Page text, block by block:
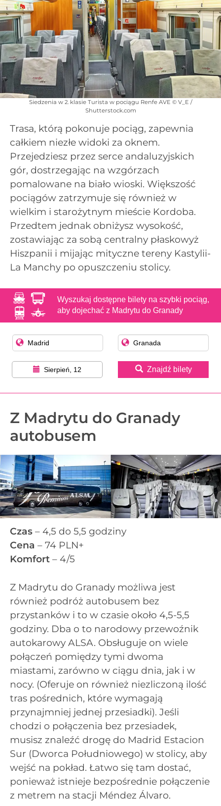
Siedzenia w 2. klasie Turista w pociągu Renfe AVE © V_E /
Shutterstock.com
Trasa, którą pokonuje pociąg, zapewnia
całkiem niezłe widoki za oknem.
Przejedziesz przez serce andaluzyjskich
gór, dostrzegając na wzgórzach
pomalowane na biało wioski. Większość
pociągów zatrzymuje się również w
wielkim i starożytnym mieście Kordoba.
Przedtem jednak obniżysz wysokość,
zostawiając za sobą centralny płaskowyż
Hiszpanii i mijając mityczne tereny Kastylii-
La Manchy po opuszczeniu stolicy.
Wyszukaj dostępne bilety na szybki pociąg,
aby dojechać z Madrytu do Granady
Sierpień, 12 Znajdź bilety
Z Madrytu do Granady
autobusem
Czas – 4,5 do 5,5 godziny
Cena – 74 PLN+
Komfort – 4/5
Z Madrytu do Granady możliwa jest
również podróż autobusem bez
przystanków i to w czasie około 4,5-5,5
godziny. Dba o to narodowy przewoźnik
autokarowy ALSA. Obsługuje on wiele
połączeń pomiędzy tymi dwoma
miastami, zarówno w ciągu dnia, jak i w
nocy. (Oferuje on również niezliczoną ilość
tras pośrednich, które wymagają
przynajmniej jednej przesiadki). Jeśli
chodzi o połączenia bez przesiadek,
musisz znaleźć drogę do Madrid Estacion
Sur (Dworca Południowego) w stolicy, aby
wejść na pokład. Łatwo się tam dostać,
ponieważ istnieje bezpośrednie połączenie
z metrem na stacji Méndez Álvaro.